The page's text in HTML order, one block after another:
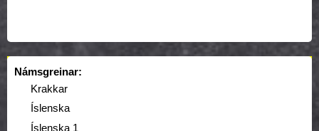
Námsgreinar:
Krakkar
Íslenska
Íslenska 1